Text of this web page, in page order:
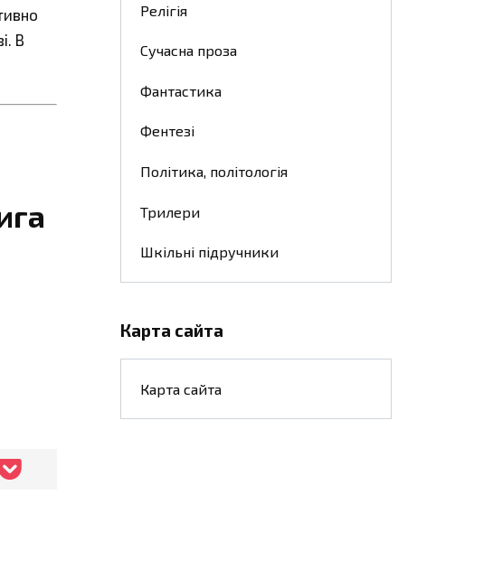
В
Релігія
Сучасна проза
Фантастика
Фентезі
Політика, політологія
Трилери
Шкільні підручники
Карта сайта
Карта сайта